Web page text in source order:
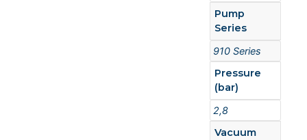
Pump
Series
910 Series
Pressure
(bar)
2,8
Vacuum